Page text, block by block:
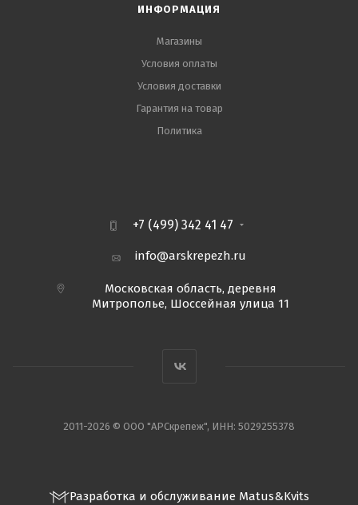
ИНФОРМАЦИЯ
Магазины
Условия оплаты
Условия доставки
Гарантия на товар
Политика
+7 (499) 342 41 47
info@arskrepezh.ru
Московская область, деревня
Митрополье, Шоссейная улица 11
2011-2026 © ООО "АРСкрепеж", ИНН: 5029255378
Разработка и обслуживание Matus&Kvits